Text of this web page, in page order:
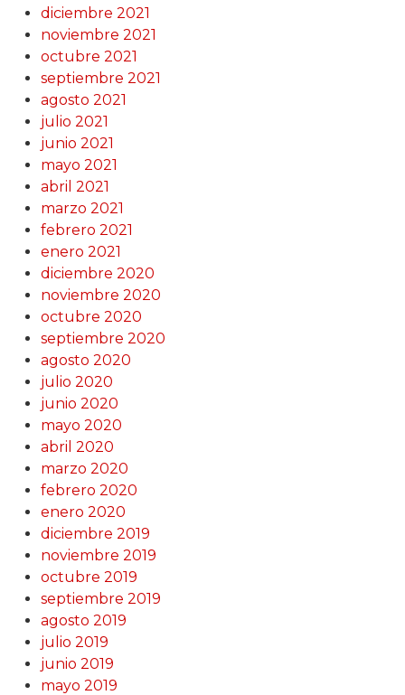
diciembre 2021
noviembre 2021
octubre 2021
septiembre 2021
agosto 2021
julio 2021
junio 2021
mayo 2021
abril 2021
marzo 2021
febrero 2021
enero 2021
diciembre 2020
noviembre 2020
octubre 2020
septiembre 2020
agosto 2020
julio 2020
junio 2020
mayo 2020
abril 2020
marzo 2020
febrero 2020
enero 2020
diciembre 2019
noviembre 2019
octubre 2019
septiembre 2019
agosto 2019
julio 2019
junio 2019
mayo 2019